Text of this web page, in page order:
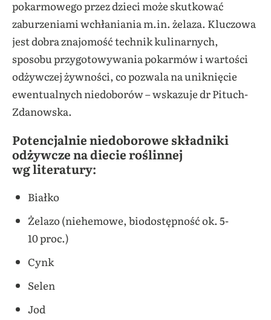
pokarmowego przez dzieci może skutkować
zaburzeniami wchłaniania m.in. żelaza. Kluczowa
jest dobra znajomość technik kulinarnych,
sposobu przygotowywania pokarmów i wartości
odżywczej żywności, co pozwala na uniknięcie
ewentualnych niedoborów – wskazuje dr Pituch-
Zdanowska.
Potencjalnie niedoborowe składniki
odżywcze na diecie roślinnej
wg literatury:
Białko
Żelazo (niehemowe, biodostępność ok. 5-
10 proc.)
Cynk
Selen
Jod